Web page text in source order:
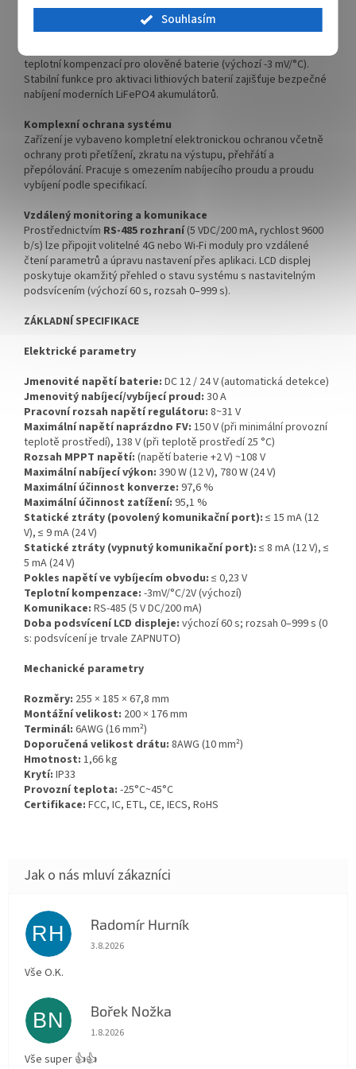
Souhlasím
postřiku vody do 60° od svislé osy
Pokročilé nabíjecí režimy
teplotní kompenzací pro olověné baterie (výchozí -3 mV/°C).
Stabilní funkce pro aktivaci lithiových baterií zajišťuje bezpečné
nabíjení moderních LiFePO4 akumulátorů.
Komplexní ochrana systému
Zařízení je vybaveno kompletní elektronickou ochranou včetně
ochrany proti přetížení, zkratu na výstupu, přehřátí a
přepólování. Pracuje s omezením nabíjecího proudu a proudu
vybíjení podle specifikací.
Vzdálený monitoring a komunikace
Prostřednictvím RS-485 rozhraní(5 VDC/200 mA, rychlost 9600
b/s) lze připojit volitelné 4G nebo Wi-Fi moduly pro vzdálené
čtení parametrů a úpravu nastavení přes aplikaci. LCD displej
poskytuje okamžitý přehled o stavu systému s nastavitelným
podsvícením (výchozí 60 s, rozsah 0–999 s).
ZÁKLADNÍ SPECIFIKACE
Elektrické parametry
Jmenovité napětí baterie: DC 12 / 24 V (automatická detekce)
Jmenovitý nabíjecí/vybíjecí proud: 30 A
Pracovní rozsah napětí regulátoru: 8~31 V
Maximální napětí naprázdno FV: 150 V (při minimální provozní
teplotě prostředí), 138 V (při teplotě prostředí 25 °C)
Rozsah MPPT napětí: (napětí baterie +2 V) ~108 V
Maximální nabíjecí výkon: 390 W (12 V), 780 W (24 V)
Maximální účinnost konverze: 97,6 %
Maximální účinnost zatížení: 95,1 %
Statické ztráty (povolený komunikační port): ≤ 15 mA (12
V), ≤ 9 mA (24 V)
Statické ztráty (vypnutý komunikační port): ≤ 8 mA (12 V), ≤
5 mA (24 V)
Pokles napětí ve vybíjecím obvodu: ≤ 0,23 V
Teplotní kompenzace: -3mV/°C/2V (výchozí)
Komunikace: RS-485 (5 V DC/200 mA)
Doba podsvícení LCD displeje: výchozí 60 s; rozsah 0–999 s (0
s: podsvícení je trvale ZAPNUTO)
Mechanické parametry
Rozměry: 255 × 185 × 67,8 mm
Montážní velikost: 200 × 176 mm
Terminál: 6AWG (16 mm²)
Doporučená velikost drátu: 8AWG (10 mm²)
Hmotnost: 1,66 kg
Krytí: IP33
Provozní teplota: -25°C~45°C
Certifikace: FCC, IC, ETL, CE, IECS, RoHS
RH Radomír Hurník
Hodnocení obchodu je 5 z 5 hvězdiček.
3.8.2026
Vše O.K.
BN Bořek Nožka
Hodnocení obchodu je 5 z 5 hvězdiček.
1.8.2026
Vše super 👍👍